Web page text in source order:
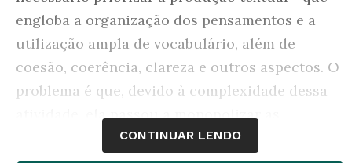
engloba a organização dos pensamentos e a
utilização ampla de vocabulário, além de
coesão, coerência, clareza e outros aspectos. O
problema é que, devido à complexidade dessa
atividade, ela passou a monopolizar as
preocupações de muitos docentes e a
CONTINUAR LENDO